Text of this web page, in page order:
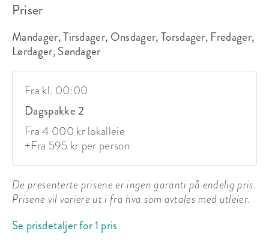
Priser
Mandager, Tirsdager, Onsdager, Torsdager, Fredager,
Lørdager, Søndager
Fra kl. 00:00
Dagspakke 2
Fra 4 000 kr lokalleie
+Fra 595 kr per person
De presenterte prisene er ingen garanti på endelig pris.
Prisene vil variere ut i fra hva som avtales med utleier.
Se prisdetaljer for 1 pris